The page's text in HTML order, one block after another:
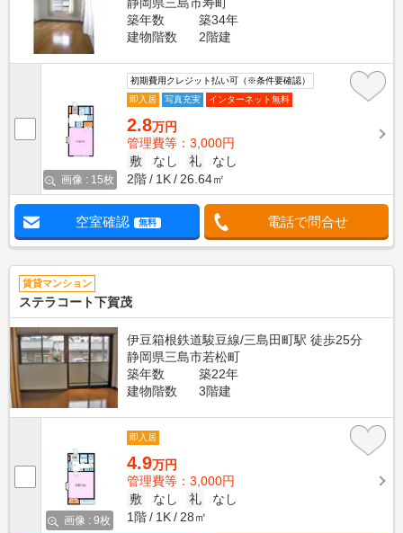
築年数
築34年
建物階数
2階建
画像 : 15枚
初期費用クレジット払い可（※条件要確認）
即入居
写真充実 インターネット無料
2.8万円
管理費等：3,000円
敷
なし 礼
なし
2階
1K 26.64㎡
空室確認 無料 電話で問合せ
賃貸マンション
ステラコート下賀茂
伊豆箱根鉄道駿豆線/三島田町駅 徒歩25分
静岡県三島市若松町
築年数
築22年
建物階数
3階建
画像 : 9枚
即入居
4.9万円
管理費等：3,000円
敷
なし 礼
なし
1階
1K 28㎡